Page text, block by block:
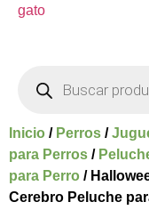
Inicio / Perros /
para Perros /
para Perro /
Cerebro Peluche